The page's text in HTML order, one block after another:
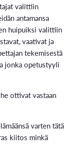
valittiin
antamansa
huipuiksi valittiin
vaativat ja
tekemisestä
jonka opetustyyli
ottivat vastaan
varten tätä
kiitos minkä